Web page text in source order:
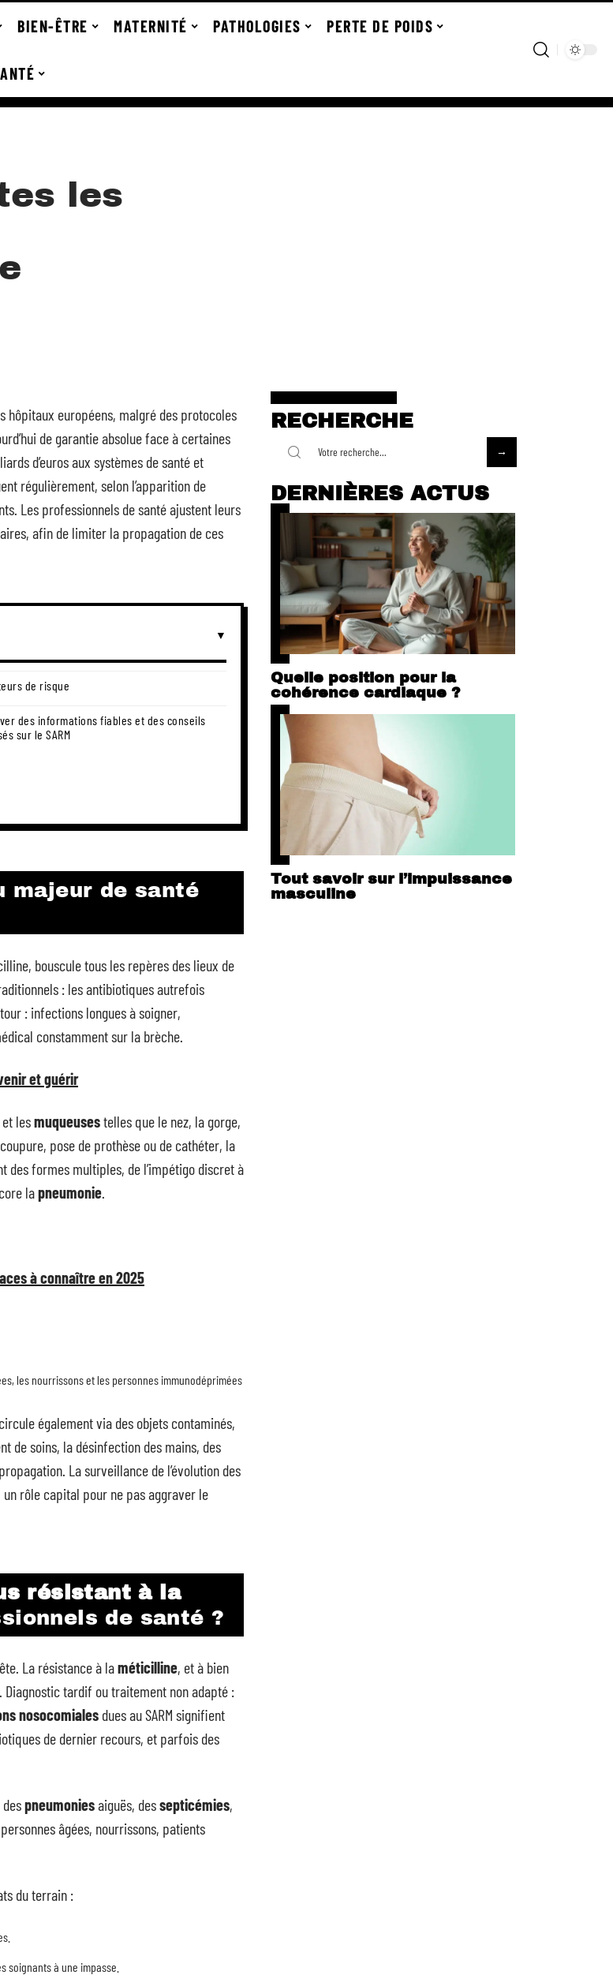
BIEN-ÊTRE MATERNITÉ PATHOLOGIES PERTE DE POIDS
les
hôpitaux européens, malgré des protocoles
de garantie absolue face à certaines
d’euros aux systèmes de santé et
régulièrement, selon l’apparition de
Les professionnels de santé ajustent leurs
afin de limiter la propagation de ces
de risque
des informations fiables et des conseils
sur le SARM
majeur de santé
bouscule tous les repères des lieux de
: les antibiotiques autrefois
: infections longues à soigner,
constamment sur la brèche.
et guérir
et lesmuqueusestelles que le nez, la gorge,
pose de prothèse ou de cathéter, la
formes multiples, de l’impétigo discret à
lapneumonie.
à connaître en 2025
les nourrissons et les personnes immunodéprimées
également via des objets contaminés,
de soins, la désinfection des mains, des
La surveillance de l’évolution des
rôle capital pour ne pas aggraver le
résistant à la
de santé ?
La résistance à laméticilline, et à bien
tardif ou traitement non adapté :
nosocomiales dues au SARM signifient
de dernier recours, et parfois des
pneumoniesaiguës, dessepticémies,
âgées, nourrissons, patients
du terrain :
à une impasse.
RECHERCHE
DERNIÈRES ACTUS
Quelle position pour la
cohérence cardiaque ?
Tout savoir sur l’impuissance
masculine